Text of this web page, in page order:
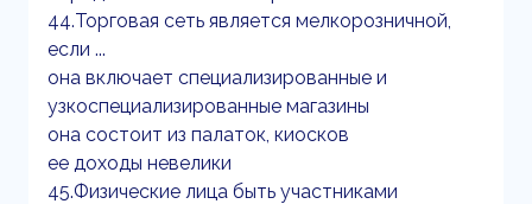
44.Торговая сеть является мелкорозничной,
если ...
она включает специализированные и
узкоспециализированные магазины
она состоит из палаток, киосков
ее доходы невелики
45.Физические лица быть участниками